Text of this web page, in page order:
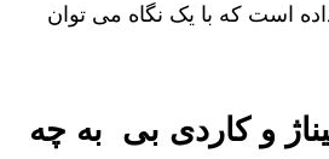
است که با یک نگاه می توان
و کاردی بی به چه